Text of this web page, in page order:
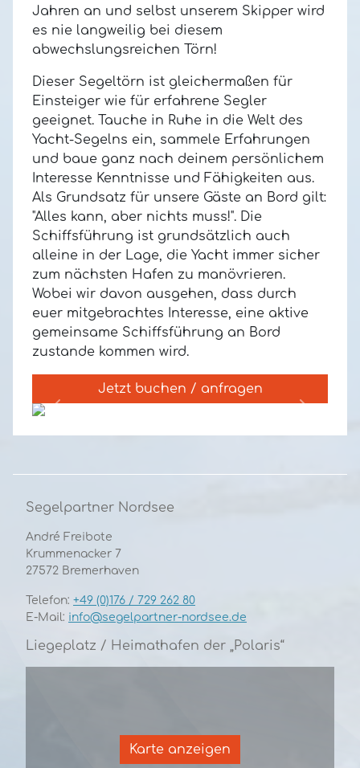
Jahren an und selbst unserem Skipper wird
es nie langweilig bei diesem
abwechslungsreichen Törn!
Dieser Segeltörn ist gleichermaßen für
Einsteiger wie für erfahrene Segler
geeignet. Tauche in Ruhe in die Welt des
Yacht-Segelns ein, sammele Erfahrungen
und baue ganz nach deinem persönlichem
Interesse Kenntnisse und Fähigkeiten aus.
Als Grundsatz für unsere Gäste an Bord gilt:
"Alles kann, aber nichts muss!". Die
Schiffsführung ist grundsätzlich auch
alleine in der Lage, die Yacht immer sicher
zum nächsten Hafen zu manövrieren.
Wobei wir davon ausgehen, dass durch
euer mitgebrachtes Interesse, eine aktive
gemeinsame Schiffsführung an Bord
zustande kommen wird.
Jetzt buchen / anfragen
Segelpartner Nordsee
André Freibote
Krummenacker 7
27572 Bremerhaven
Telefon: +49 (0)176 / 729 262 80
E-Mail: info@segelpartner-nordsee.de
Liegeplatz / Heimathafen der „Polaris“
Karte anzeigen